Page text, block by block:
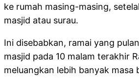
ke rumah masing-masing,
masjid atau surau.
Ini disebabkan, ramai yang
masjid pada 10 malam terakhir
meluangkan lebih banyak masa